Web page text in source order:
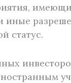
иные
статус.